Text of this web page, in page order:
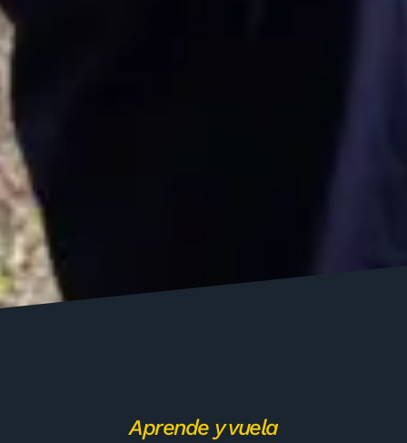
Aprende y vuela